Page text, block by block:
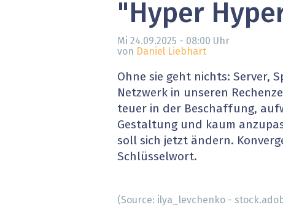
Studien
Meinungen
Hands-on
» alle News
Best of
"Hyper
Mi 24.09.2025 - 08:00 Uhr
von Daniel Liebhart
Ohne sie geht nichts: Server,
Netzwerk in unseren
teuer in der Beschaffung,
Gestaltung und kaum
soll sich jetzt ändern.
Schlüsselwort.
(Source: ilya_levchenko -